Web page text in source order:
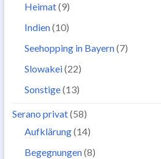
Heimat(9)
Indien(10)
Seehopping in Bayern(7)
Slowakei(22)
Sonstige(13)
Serano privat(58)
Aufklärung(14)
Begegnungen(8)